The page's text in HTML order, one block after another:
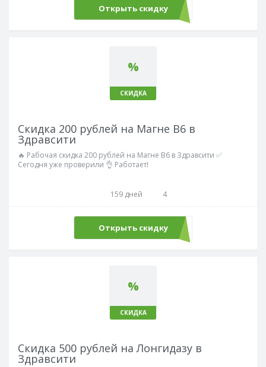
Открыть скидку
%
СКИДКА
Скидка 200 рублей на Магне В6 в
Здравсити
🔥 Рабочая скидка 200 рублей на Магне В6 в Здравсити ✅
Сегодня уже проверили 👌 Работает!
159 дней 4
Открыть скидку
%
СКИДКА
Скидка 500 рублей на Лонгидазу в
Здравсити